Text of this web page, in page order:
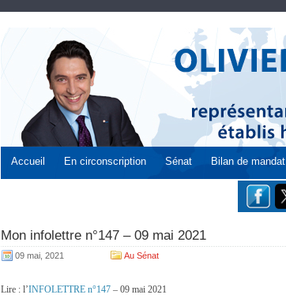
Accueil En circonscription Sénat Bilan de mandat
Mon infolettre n°147 – 09 mai 2021
09 mai, 2021 Au Sénat
Lire : l’INFOLETTRE n°147 – 09 mai 2021